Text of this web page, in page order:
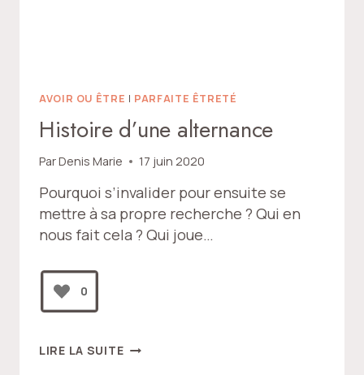
AVOIR OU ÊTRE | PARFAITE ÊTRETÉ
Histoire d’une alternance
ParDenis Marie 17 juin 2020
Pourquoi s’invalider pour ensuite se
mettre à sa propre recherche ? Qui en
nous fait cela ? Qui joue…
0
LIRE LA SUITEHISTOIRE